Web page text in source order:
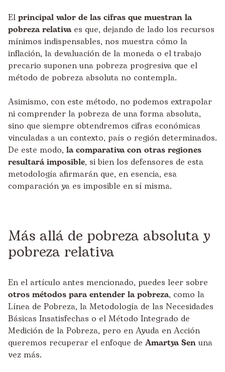
El principal valor de las cifras que muestran la
pobreza relativaes que, dejando de lado los recursos
mínimos indispensables, nos muestra cómo la
inflación, la devaluación de la moneda o el trabajo
precario suponen una pobreza progresiva que el
método de pobreza absoluta no contempla.
Asimismo, con este método, no podemos extrapolar
ni comprender la pobreza de una forma absoluta,
sino que siempre obtendremos cifras económicas
vinculadas a un contexto, país o región determinados.
De este modo, la comparativa con otras regiones
resultará imposible, si bien los defensores de esta
metodología afirmarán que, en esencia, esa
comparación ya es imposible en sí misma.
Más allá de pobreza absoluta y
pobreza relativa
En el artículo antes mencionado, puedes leer sobre
otros métodos para entender la pobreza, como la
Línea de Pobreza, la Metodología de las Necesidades
Básicas Insatisfechas o el Método Integrado de
Medición de la Pobreza, pero en Ayuda en Acción
queremos recuperar el enfoque de Amartya Sen una
vez más.